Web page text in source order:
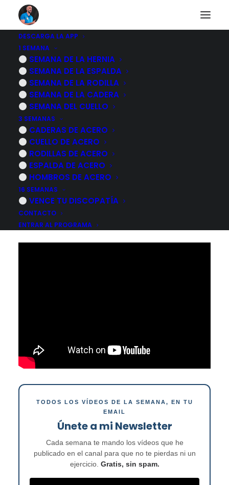
DESCARGA LA APP
1 SEMANA
SEMANA DE LA HERNIA
SEMANA DE LA ESPALDA
SEMANA DE LA RODILLA
SEMANA DE LA CADERA
SEMANA DEL CUELLO
3 SEMANAS
CADERAS DE ACERO
CUELLO DE ACERO
RODILLAS DE ACERO
ESPALDA DE ACERO
HOMBROS DE ACERO
16 SEMANAS
VENCE TU DISCOPATÍA
CONTACTO
ENTRAR AL PROGRAMA
Choque
femoroacetabular, 8
ejercicios para
fortalecer la cadera y
aliviar el dolor
24 NOVIEMBRE, 2022 |
TODOS LOS VÍDEOS DE LA SEMANA, EN TU
EMAIL
Únete a mi Newsletter
Cada semana te mando los vídeos que he
publicado en el canal para que no te pierdas ni un
ejercicio. Gratis, sin spam.